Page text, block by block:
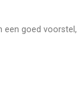
een goed voorstel,